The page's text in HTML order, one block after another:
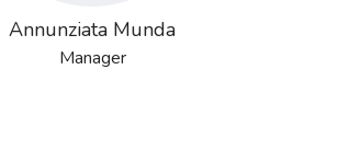
Annunziata Munda
Manager